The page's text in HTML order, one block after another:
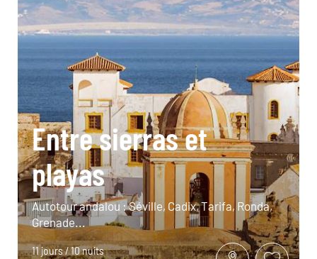
Entre sierras et
playas
Autotour andalou : Séville, Cadix, Tarifa, Ronda,
Grenade...
11 jours / 10 nuits